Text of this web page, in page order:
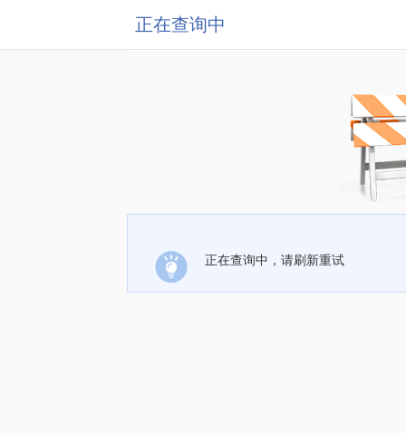
正在查询中
正在查询中，请刷新重试